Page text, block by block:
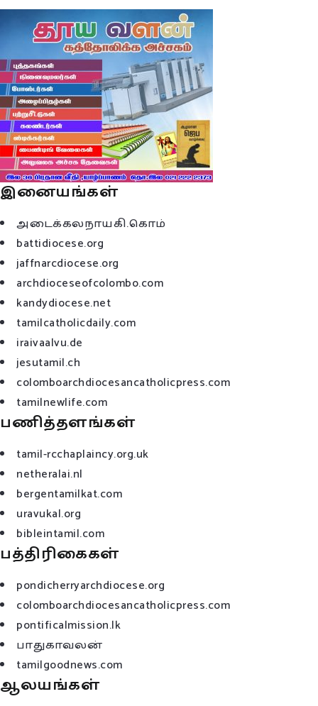
இனையங்கள்
அடைக்கலநாயகி.கொம்
battidiocese.org
jaffnarcdiocese.org
archdioceseofcolombo.com
kandydiocese.net
tamilcatholicdaily.com
iraivaalvu.de
jesutamil.ch
colomboarchdiocesancatholicpress.com
tamilnewlife.com
பணித்தளங்கள்
tamil-rcchaplaincy.org.uk
netheralai.nl
bergentamilkat.com
uravukal.org
bibleintamil.com
பத்திரிகைகள்
pondicherryarchdiocese.org
colomboarchdiocesancatholicpress.com
pontificalmission.lk
பாதுகாவலன்
tamilgoodnews.com
ஆலயங்கள்